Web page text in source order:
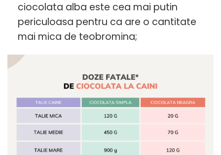
ciocolata alba este cea mai putin
periculoasa pentru ca are o cantitate
mai mica de teobromina;